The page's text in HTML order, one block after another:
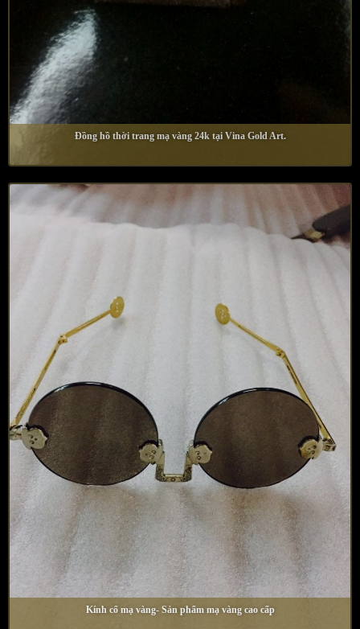
Đồng hồ thời trang mạ vàng 24k tại Vina Gold Art.
Kính cổ mạ vàng- Sản phẩm mạ vàng cao cấp